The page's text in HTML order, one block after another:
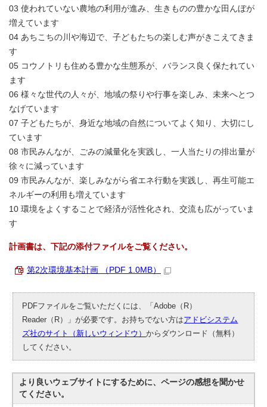
03 使われていない農地の利用が進み、生きものの豊かな田んぼが
増えています
04 あちこちの川や海辺で、子どもたちの楽しむ声がきこえてきま
す
05 コウノトリも住める豊かな生態系が、バランス良く保たれてい
ます
06 様々な世代の人々が、地域の祭りや行事を楽しみ、未来へとつ
なげています
07 子どもたちが、身近な地域の自然についてよく知り、大切にし
ています
08 市民みんなが、ごみの減量化を実践し、一人当たりの排出量が
徐々に減っています
09 市民みんなが、楽しみながら省エネ行動を実践し、再生可能エ
ネルギーの利用も増えています
10 環境をよくすることで経済が活性化され、交流も広がっていま
す
計画書は、下記の添付ファイルをご覧ください。
第2次環境基本計画 （PDF 1.0MB）
PDFファイルをご覧いただくには、「Adobe（R）
Reader（R）」が必要です。お持ちでない方はアドビシステム
ズ社のサイト（新しいウィンドウ）からダウンロード（無料）
してください。
より良いウェブサイトにするために、ページの感想を聞かせ
てください。